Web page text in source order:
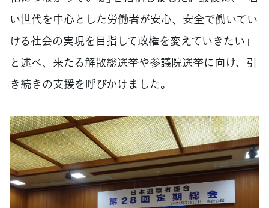
い世代を中心とした労働者が安心、安全で働いてい
ける社会の実現を目指して政権を変えていきたい」
と述べ、来たる解散総選挙や参議院選挙に向け、引
き続きの支援を呼びかけました。